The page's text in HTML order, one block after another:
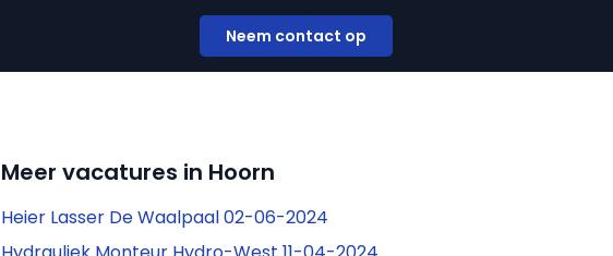
Neem contact op
Meer vacatures in Hoorn
Heier Lasser De Waalpaal 02-06-2024